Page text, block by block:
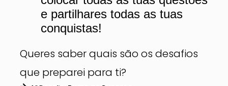
e partilhares todas as tuas
conquistas!
Queres saber quais são os desafios
que preparei para ti?